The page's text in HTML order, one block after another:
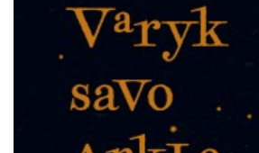
Apsakymai, novelės
Poezija, pjesės
Esė
Pirmoji knyga (PK)
Lietuvių literatūros lobynas. XX amžius
Knygos vaikams ir paaugliams